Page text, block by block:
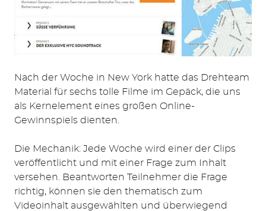
nach:
Nach der Woche in New York hatte das Drehteam
Material für sechs tolle Filme im Gepäck, die uns
als Kernelement eines großen Online-
Gewinnspiels dienten.
Die Mechanik: Jede Woche wird einer der Clips
veröffentlicht und mit einer Frage zum Inhalt
versehen. Beantworten Teilnehmer die Frage
richtig, können sie den thematisch zum
Videoinhalt ausgewählten und überwiegend